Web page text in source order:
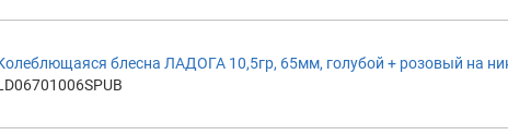
блесна ЛАДОГА 10,5гр, 65мм, голубой + розовый на